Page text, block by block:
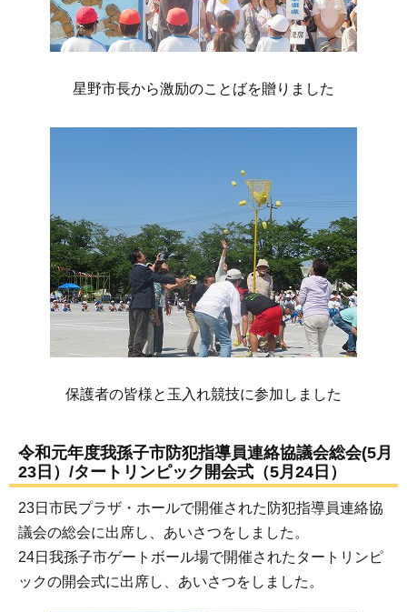
星野市長から激励のことばを贈りました
保護者の皆様と玉入れ競技に参加しました
令和元年度我孫子市防犯指導員連絡協議会総会(5月
23日）/タートリンピック開会式（5月24日）
23日市民プラザ・ホールで開催された防犯指導員連絡協
議会の総会に出席し、あいさつをしました。
24日我孫子市ゲートボール場で開催されたタートリンピ
ックの開会式に出席し、あいさつをしました。